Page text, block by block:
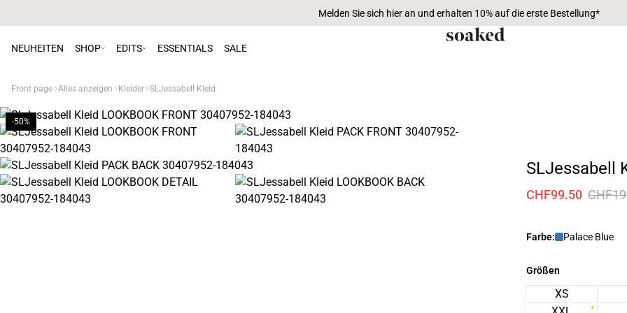
Melden Sie sich hier an und erhalten 10% auf die erste Bestellung*
NEUHEITEN SHOP EDITS ESSENTIALS SALE
Front page Alles anzeigen Kleider SLJessabell Kleid
-50%
SLJessabell
CHF99.50
Farbe: Palace Blue
Größen
XS